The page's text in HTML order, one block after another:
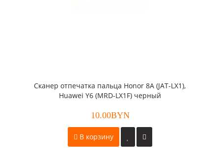
Сканер отпечатка пальца Honor 8A (JAT-LX1),
Huawei Y6 (MRD-LX1F) черный
10.00BYN
В корзину